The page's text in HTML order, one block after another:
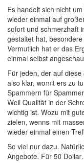
Es handelt sich nicht
wieder einmal auf
sofort und schmerzhaft
gestaltet hat,
Vermutlich hat er das
einmal selbst
Für jeden, der auf diese
also klar, womit ers zu
Spammern für
Weil Qualität in der
wichtig ist. Wozu mit
zielen, wenns mit
wieder einmal einen
So viel nur dazu.
Angebote. Für 50